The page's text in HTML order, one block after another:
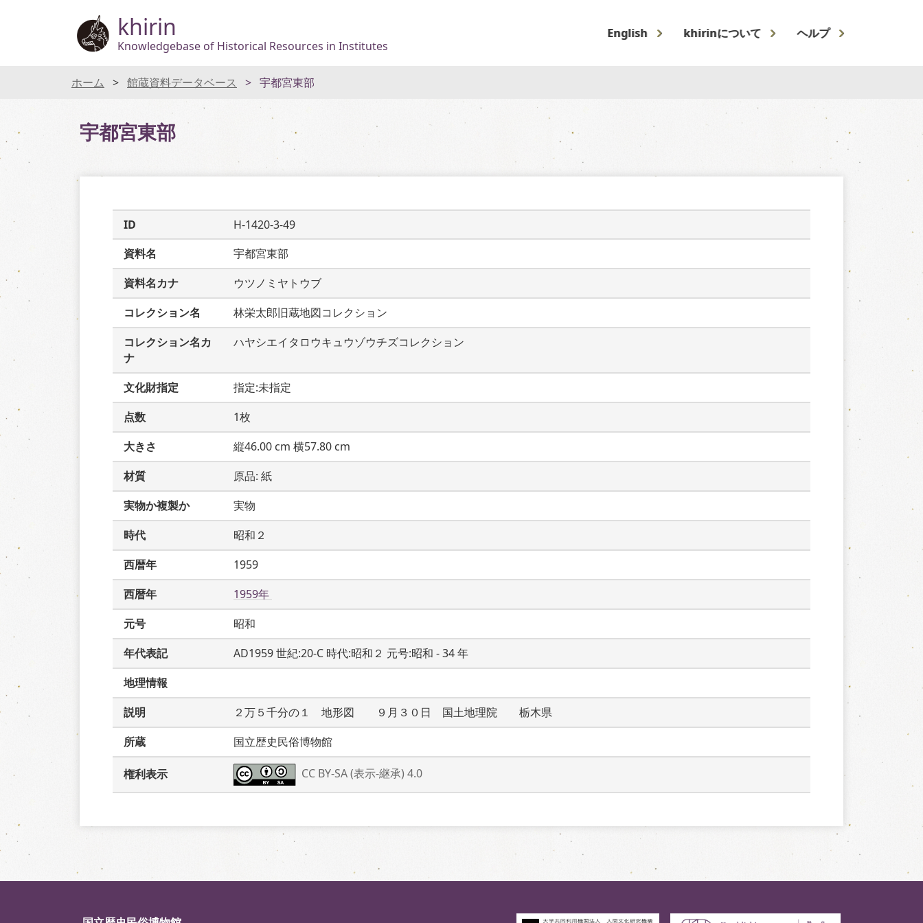
khirin
Knowledgebase of Historical Resources in Institutes
English khirinについて ヘルプ
ホーム 館蔵資料データベース 宇都宮東部
宇都宮東部
ID
H-1420-3-49
資料名
宇都宮東部
資料名カナ
ウツノミヤトウブ
コレクション名
林栄太郎旧蔵地図コレクション
コレクション名カ
ナ
ハヤシエイタロウキュウゾウチズコレクション
文化財指定
指定:未指定
点数
1枚
大きさ
縦46.00 cm 横57.80 cm
材質
原品: 紙
実物か複製か
実物
時代
昭和２
西暦年
1959
西暦年
1959年
元号
昭和
年代表記
AD1959 世紀:20-C 時代:昭和２ 元号:昭和 - 34 年
地理情報
説明
２万５千分の１　地形図　　９月３０日　国土地理院　　栃木県
所蔵
国立歴史民俗博物館
権利表示 CC BY-SA (表示-継承) 4.0